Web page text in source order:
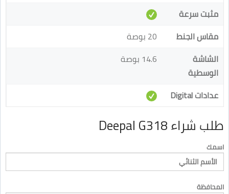
مثبت سرعة
مقاس الجنط
20 بوصة
الشاشة
الوسطية
14.6 بوصة
عدادات Digital
طلب شراء Deepal G318
اسمك
المحافظة